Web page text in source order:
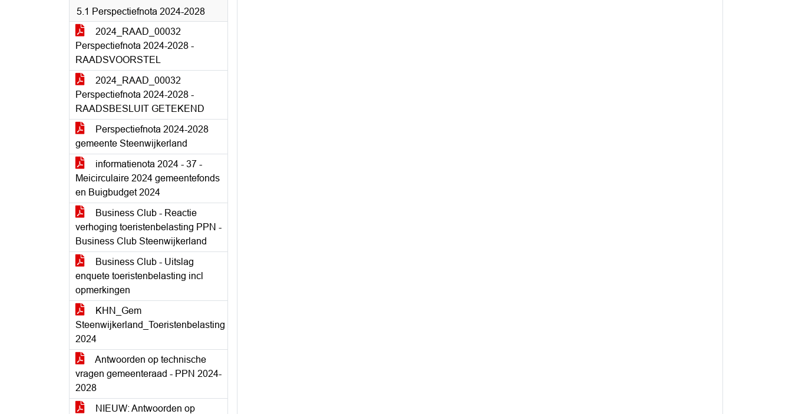
5.1 Perspectiefnota 2024-2028
2024_RAAD_00032
Perspectiefnota 2024-2028 -
RAADSVOORSTEL
2024_RAAD_00032
Perspectiefnota 2024-2028 -
RAADSBESLUIT GETEKEND
Perspectiefnota 2024-2028
gemeente Steenwijkerland
informatienota 2024 - 37 -
Meicirculaire 2024 gemeentefonds
en Buigbudget 2024
Business Club - Reactie
verhoging toeristenbelasting PPN -
Business Club Steenwijkerland
Business Club - Uitslag
enquete toeristenbelasting incl
opmerkingen
KHN_Gem
Steenwijkerland_Toeristenbelasting
2024
Antwoorden op technische
vragen gemeenteraad - PPN 2024-
2028
NIEUW: Antwoorden op